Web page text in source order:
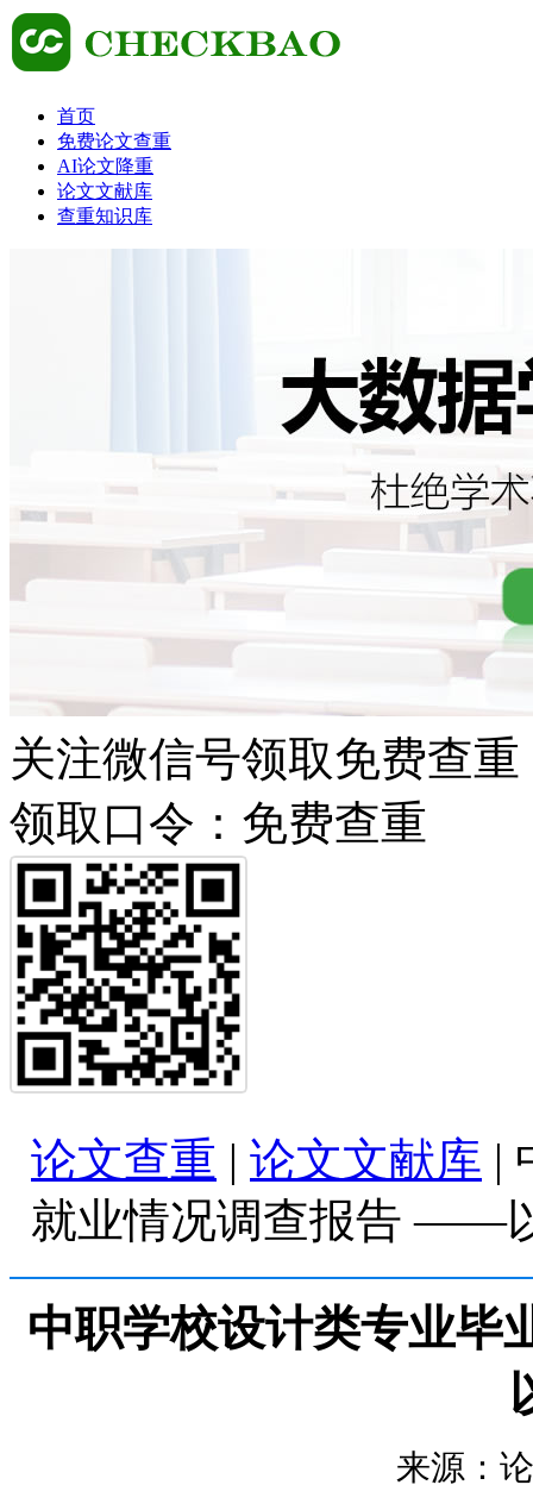
首页
免费论文查重
AI论文降重
论文文献库
查重知识库
关注微信号领取免费查重
领取口令：免费查重
论文查重 | 论文文献库 |
就业情况调查报告 ——
中职学校设计类专业
来源：